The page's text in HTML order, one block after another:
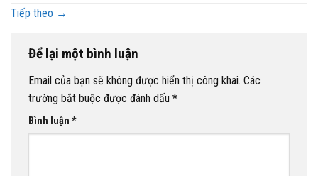
Tiếp theo →
Để lại một bình luận
Email của bạn sẽ không được hiển thị công khai. Các
trường bắt buộc được đánh dấu *
Bình luận *